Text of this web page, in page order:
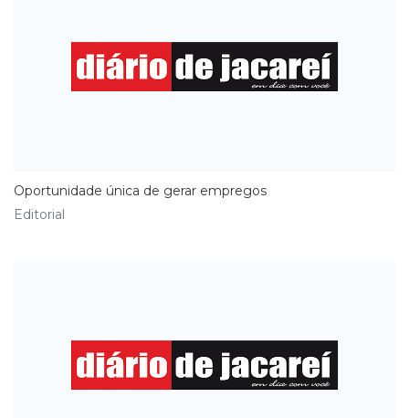
Oportunidade única de gerar empregos
Editorial